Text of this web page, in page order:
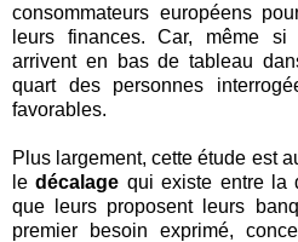
consommateurs européens
leurs finances. Car, même si
arrivent en bas de tableau
quart des personnes
favorables.
Plus largement, cette étude est
ledécalage qui existe entre la
que leurs proposent leurs
premier besoin exprimé,